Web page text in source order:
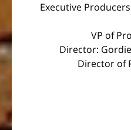
Executive
VP of
Director:
Director of